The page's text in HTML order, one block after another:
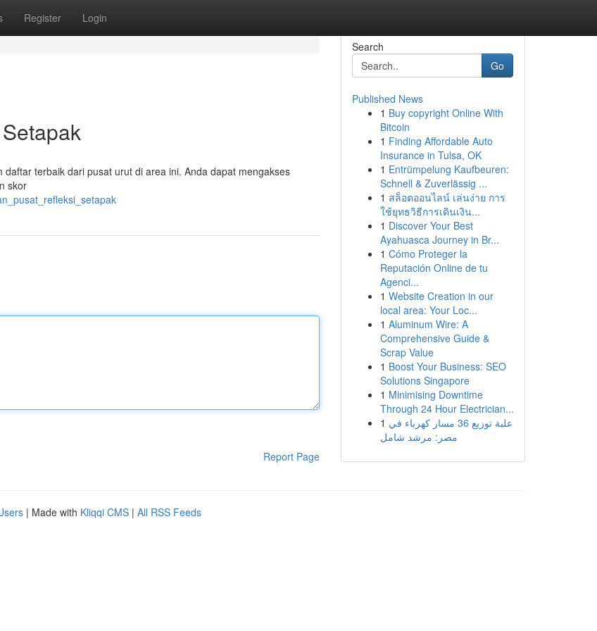
Register Login
terbaik dari pusat urut di area ini. Anda dapat mengakses
skor
Report Page
Search
Go
Published News
1 Buy copyright Online With
Bitcoin
1 Finding Affordable Auto
Insurance in Tulsa, OK
1 Entrümpelung Kaufbeuren:
Schnell & Zuverlässig ...
1 สล็อตออนไลน์ เล่นง่าย การ
ใช้ยุทธวิธีการเดินเงิน...
1 Discover Your Best
Ayahuasca Journey in Br...
1 Cómo Proteger la
Reputación Online de tu
Agenci...
1 Website Creation in our
local area: Your Loc...
1 Aluminum Wire: A
Comprehensive Guide &
Scrap Value
1 Boost Your Business: SEO
Solutions Singapore
1 Minimising Downtime
Through 24 Hour Electrician...
1 علبة توزيع 36 مسار كهرباء في
مصر: مرشد شامل
| Made with Kliqqi CMS | All RSS Feeds